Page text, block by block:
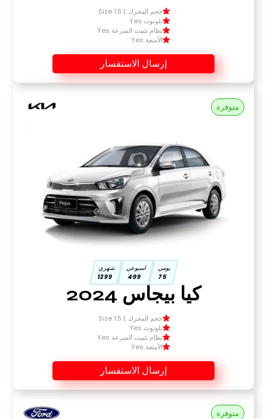
حجم المحرك Size 1.5 L
بلوتوث Yes
نظام تثبيت السرعة Yes
الأمتعة Yes
إرسال الاستفسار
متوفرة
يومي
75
اسبوعي
499
شهري
1299
كيا بيجاس 2024
حجم المحرك Size 1.5 L
بلوتوث Yes
نظام تثبيت السرعة Yes
الأمتعة Yes
إرسال الاستفسار
متوفرة